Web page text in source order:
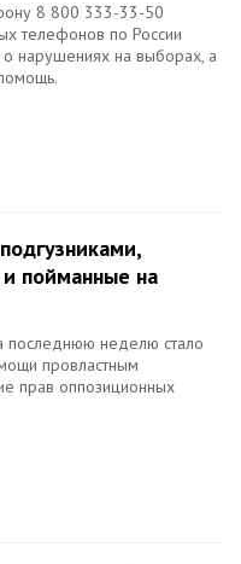
8 800 333-33-50
телефонов по России
нарушениях на выборах, а
пойманные на
неделю стало
провластным
прав оппозиционных